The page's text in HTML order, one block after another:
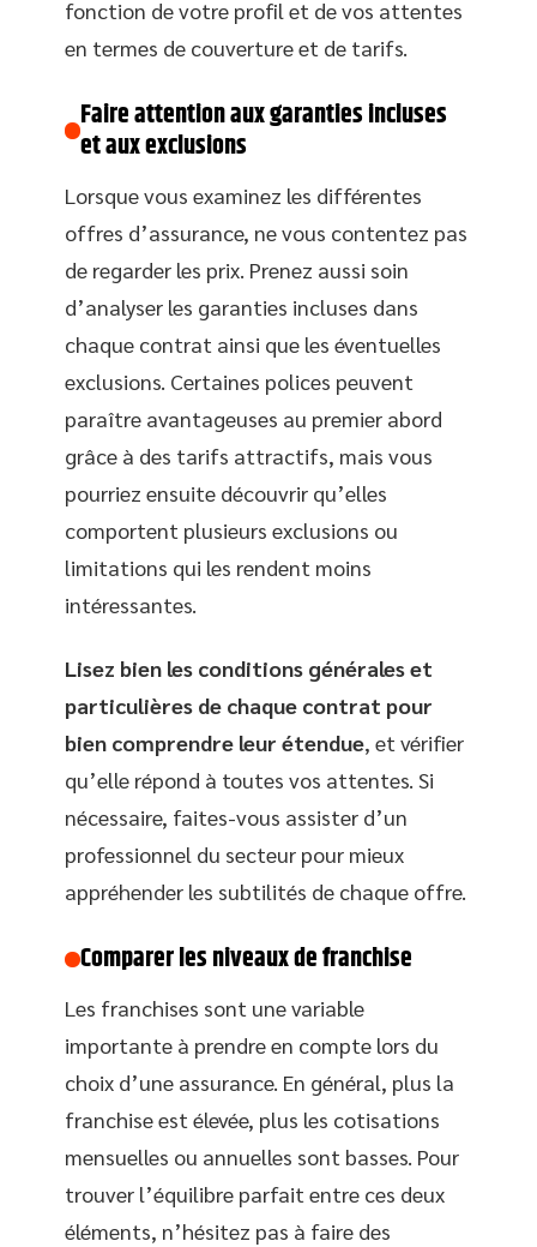
fonction de votre profil et de vos attentes
en termes de couverture et de tarifs.
Faire attention aux garanties incluses
et aux exclusions
Lorsque vous examinez les différentes
offres d’assurance, ne vous contentez pas
de regarder les prix. Prenez aussi soin
d’analyser les garanties incluses dans
chaque contrat ainsi que les éventuelles
exclusions. Certaines polices peuvent
paraître avantageuses au premier abord
grâce à des tarifs attractifs, mais vous
pourriez ensuite découvrir qu’elles
comportent plusieurs exclusions ou
limitations qui les rendent moins
intéressantes.
Lisez bien les conditions générales et
particulières de chaque contrat pour
bien comprendre leur étendue, et vérifier
qu’elle répond à toutes vos attentes. Si
nécessaire, faites-vous assister d’un
professionnel du secteur pour mieux
appréhender les subtilités de chaque offre.
Comparer les niveaux de franchise
Les franchises sont une variable
importante à prendre en compte lors du
choix d’une assurance. En général, plus la
franchise est élevée, plus les cotisations
mensuelles ou annuelles sont basses. Pour
trouver l’équilibre parfait entre ces deux
éléments, n’hésitez pas à faire des